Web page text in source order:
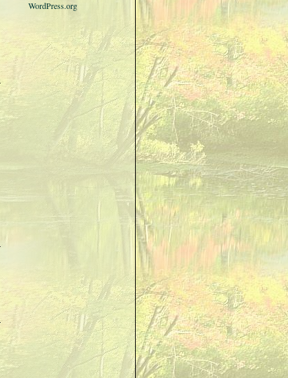
WordPress.org